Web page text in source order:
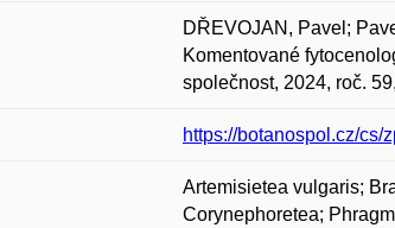
DŘEVOJAN, Pavel;
Komentované
společnost, 2024, roč.
https://botanospol.cz/cs/
Artemisietea vulgaris;
Corynephoretea;